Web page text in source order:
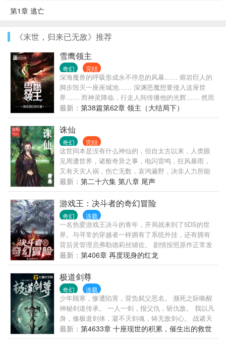
第1章 逃亡
《末世，归来已无敌》推荐
雪鹰领主
奇幻 完结
深海魔兽的呼吸形成永不停息的风暴…… 熔岩巨人的
脚步毁灭一座座城池…… 深渊恶魔想要侵入这座世
界…… 而神灵降临，行走人间传播他的光辉…… 然而
整个世界由夏族帝国‘龙山帝国’统治，这是人类的帝
国，知识渊博的法师们埋首于法师塔中百年千年，骑
士们巡守天空大地海洋…… 在帝国的安阳行省，有一
个很小很不起眼的贵族领地，叫——雪鹰领！ 故事，
就从这里开始！ ****** 继《莽荒纪》《吞噬星空》
《九鼎记》《盘龙》《星辰变》《寸芒》《星峰传
说》后，番茄的第八本小说！
最新： 第38篇第62章 领主（大结局下）
诛仙
奇幻 完结
这世间本是没有什么神仙的，但自太古以来，人类眼
见周遭世界，诸般奇异之事，电闪雷鸣，狂风暴雨，
又有天灾人祸，伤亡无数，哀鸿遍野，决非人力所能
为，所能抵挡。遂以为九天之上，有诸般神灵，九幽
之下，亦是阴魂归处，阎罗殿堂。于是神仙之说，流
传于世。无数人类子民，诚心叩拜，向着自己臆想创
造出的各种神明顶礼膜拜，祈福诉苦，香火鼎盛……
方今之世，正道大昌，邪魔退避......
最新： 第二十六集 第八章 尾声
游戏王：决斗者的奇幻冒险
奇幻 连载
一名热爱游戏王决斗的青年，开局就来到了5DS的世
界。与寻常的穿越者一样拥有了系统外挂，还有拥有
背后灵管理员弗勒德莉丝辅佐。 剧情按照原作正常发
展，但是这些世界里却被名叫“普罗米修斯”的组织所渗
透。剧情正在发生剧烈的改变，以及不断出现的前所
未见的强大敌人。 为了与这股势力战斗，游暮踏上了
他在各大决斗世界的旅程。 然而更大的阴谋在等待着
他。 （因为很难顾及卡片效果与剧情决斗完美搭配，
因此无法完全百分百的确定卡片效果处理的正确，因
此本作不可避免的会出现效果与现实效果不一样的“口
胡”现象。）
最新： 第406章 再度现身的红龙
极道剑尊
奇幻 连载
少年顾寒，惨遭陷害，背负弑父恶名。 濒死之际唤醒
神秘剑道传承。 一人一剑，报父仇，斩仇敌。 我以凡
身，修极道剑体，凝不灭剑魂，铸无敌剑心。 战诸天
万界,败无上天骄。 一剑起，九幽黄泉崩。 一剑落，
大道轮回灭。 问鼎极道，我为剑尊！
最新： 第4633章 十座现世的积累，催生出的救世
之主！